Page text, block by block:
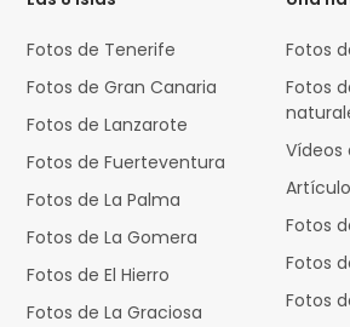
Fotos de Tenerife
Fotos de Gran Canaria
Fotos de Lanzarote
Fotos de Fuerteventura
Fotos de La Palma
Fotos de La Gomera
Fotos de El Hierro
Fotos de La Graciosa
Fotos
Fotos
Vídeos
Fotos
Fotos
Fotos